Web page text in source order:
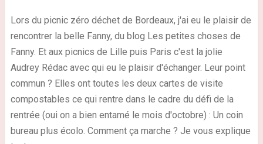
Lors du picnic zéro déchet de Bordeaux, j'ai eu le plaisir de
rencontrer la belle Fanny, du blog Les petites choses de
Fanny. Et aux picnics de Lille puis Paris c'est la jolie
Audrey Rédac avec qui eu le plaisir d'échanger. Leur point
commun ? Elles ont toutes les deux cartes de visite
compostables ce qui rentre dans le cadre du défi de la
rentrée (oui on a bien entamé le mois d'octobre) : Un coin
bureau plus écolo. Comment ça marche ? Je vous explique